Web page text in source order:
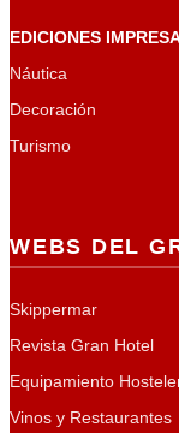
EDICIONES
Náutica
Decoración
Turismo
WEBS DEL
Skippermar
Revista Gran Hotel
Equipamiento
Vinos y Restaurantes